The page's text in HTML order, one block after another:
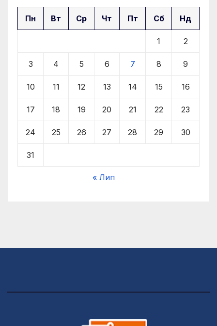
Пн Вт Ср Чт Пт Сб Нд
1 2
3 4 5 6 7 8 9
10 11 12 13 14 15 16
17 18 19 20 21 22 23
24 25 26 27 28 29 30
31
« Лип